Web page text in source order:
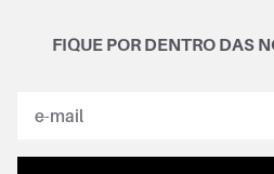
FIQUE POR DENTRO DAS